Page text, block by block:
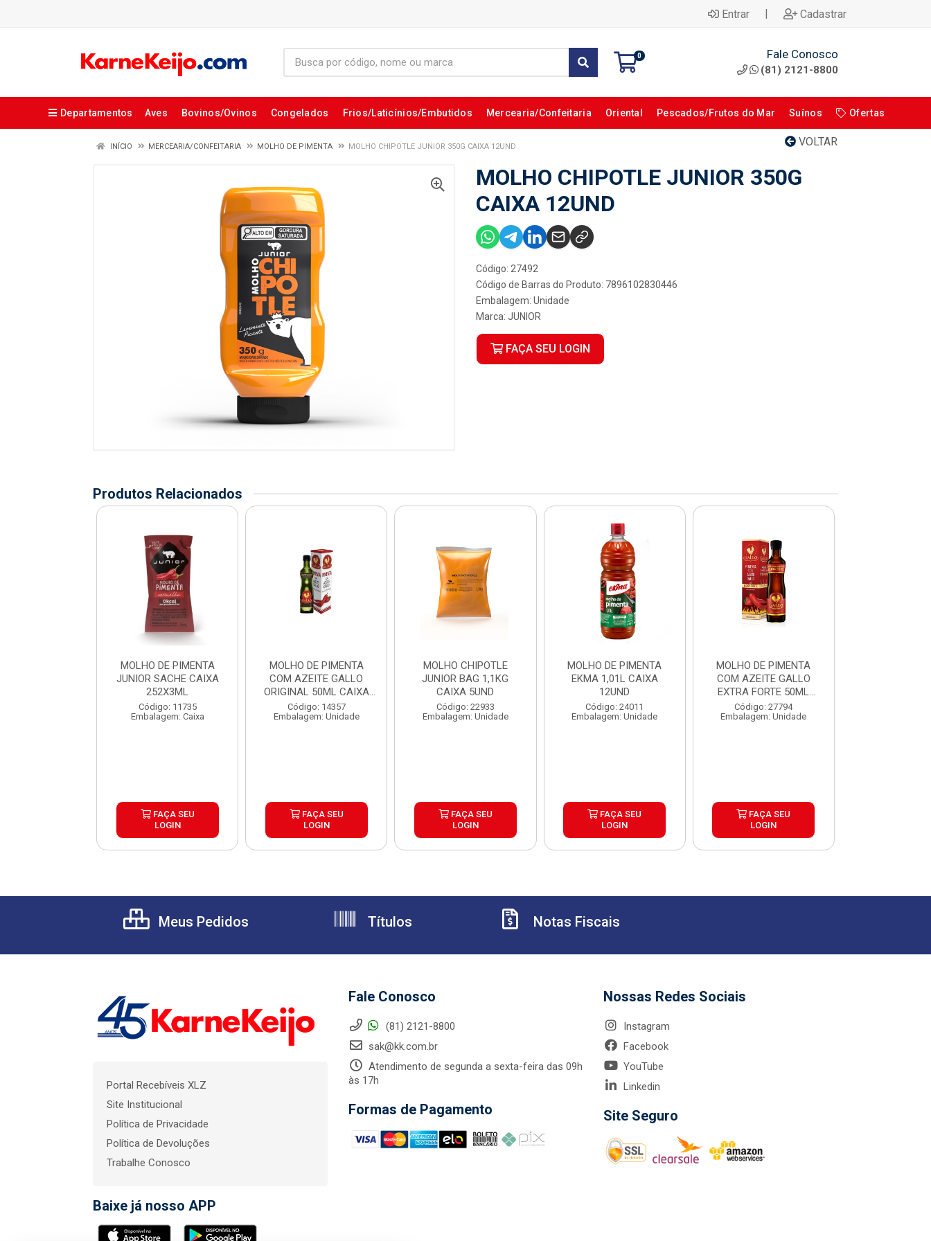
Entrar | Cadastrar
0 Fale Conosco
(81) 2121-8800
Departamentos Aves Bovinos/Ovinos Congelados Frios/Laticínios/Embutidos Mercearia/Confeitaria Oriental Pescados/Frutos do Mar Suínos Ofertas
VOLTAR
INÍCIO MERCEARIA/CONFEITARIA MOLHO DE PIMENTA MOLHO CHIPOTLE JUNIOR 350G CAIXA 12UND
MOLHO CHIPOTLE JUNIOR 350G
CAIXA 12UND
Código: 27492
Código de Barras do Produto: 7896102830446
Embalagem: Unidade
Marca: JUNIOR
FAÇA SEU LOGIN
Produtos Relacionados
MOLHO DE PIMENTA
JUNIOR SACHE CAIXA
252X3ML
Código: 11735
Embalagem: Caixa
FAÇA SEU
LOGIN
MOLHO DE PIMENTA
COM AZEITE GALLO
ORIGINAL 50ML CAIXA
12UND
Código: 14357
Embalagem: Unidade
FAÇA SEU
LOGIN
MOLHO CHIPOTLE
JUNIOR BAG 1,1KG
CAIXA 5UND
Código: 22933
Embalagem: Unidade
FAÇA SEU
LOGIN
MOLHO DE PIMENTA
EKMA 1,01L CAIXA
12UND
Código: 24011
Embalagem: Unidade
FAÇA SEU
LOGIN
MOLHO DE PIMENTA
COM AZEITE GALLO
EXTRA FORTE 50ML
CAIXA 12U...
Código: 27794
Embalagem: Unidade
FAÇA SEU
LOGIN
Meus Pedidos Títulos Notas Fiscais
Portal Recebíveis XLZ
Site Institucional
Política de Privacidade
Política de Devoluções
Trabalhe Conosco
Baixe já nosso APP
Fale Conosco
(81) 2121-8800
sak@kk.com.br
Atendimento de segunda a sexta-feira das 09h
às 17h
Formas de Pagamento
Nossas Redes Sociais
Instagram
Facebook
YouTube
Linkedin
Site Seguro